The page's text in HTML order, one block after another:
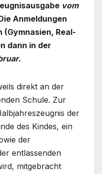
vom
Anmeldungen
Real-
dann in der
direkt an der
Schule. Zur
der
des Kindes, ein
der
entlassenden
mitgebracht